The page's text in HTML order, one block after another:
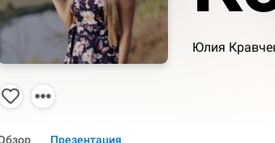
Юлия
Презентация